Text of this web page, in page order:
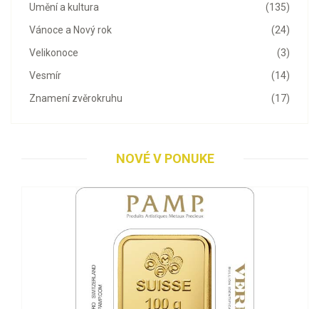
(135)
Umění a kultura
(24)
Vánoce a Nový rok
(3)
Velikonoce
(14)
Vesmír
(17)
Znamení zvěrokruhu
NOVÉ V PONUKE